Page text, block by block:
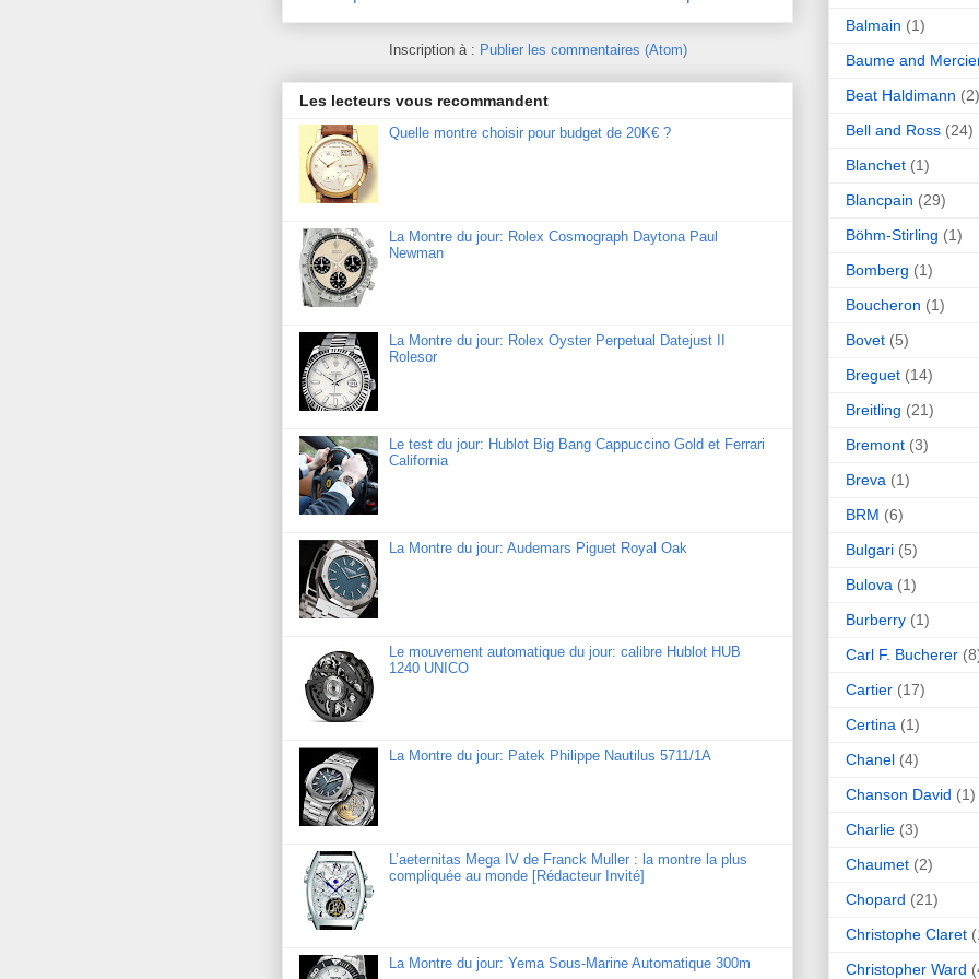
Inscription à : Publier les commentaires (Atom)
Les lecteurs vous recommandent
Quelle montre choisir pour budget de 20K€ ?
La Montre du jour: Rolex Cosmograph Daytona Paul
Newman
La Montre du jour: Rolex Oyster Perpetual Datejust II
Rolesor
Le test du jour: Hublot Big Bang Cappuccino Gold et Ferrari
California
La Montre du jour: Audemars Piguet Royal Oak
Le mouvement automatique du jour: calibre Hublot HUB
1240 UNICO
La Montre du jour: Patek Philippe Nautilus 5711/1A
L’aeternitas Mega IV de Franck Muller : la montre la plus
compliquée au monde [Rédacteur Invité]
La Montre du jour: Yema Sous-Marine Automatique 300m
Balmain (1)
Baume and
Beat Haldimann (2)
Bell and Ross (24)
Blanchet (1)
Blancpain (29)
Böhm-Stirling (1)
Bomberg (1)
Boucheron (1)
Bovet (5)
Breguet (14)
Breitling (21)
Bremont (3)
Breva (1)
BRM (6)
Bulgari (5)
Bulova (1)
Burberry (1)
Carl F. Bucherer
Cartier (17)
Certina (1)
Chanel (4)
Chanson David (1)
Charlie (3)
Chaumet (2)
Chopard (21)
Christophe Claret
Christopher Ward